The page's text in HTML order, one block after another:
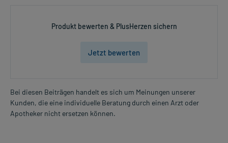
Produkt bewerten & PlusHerzen sichern
Jetzt bewerten
Bei diesen Beiträgen handelt es sich um Meinungen unserer
Kunden, die eine individuelle Beratung durch einen Arzt oder
Apotheker nicht ersetzen können.